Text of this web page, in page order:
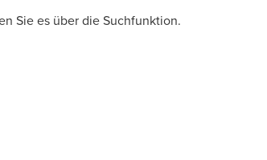
Sie es über die Suchfunktion.